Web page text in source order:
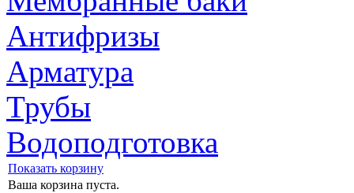
Антифризы
Арматура
Трубы
Водоподготовка
Показать корзину
Ваша корзина пуста.